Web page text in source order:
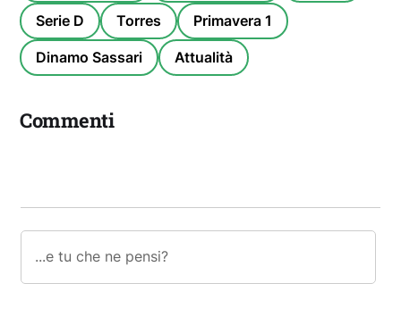
Serie D Torres Primavera 1
Dinamo Sassari Attualità
Commenti